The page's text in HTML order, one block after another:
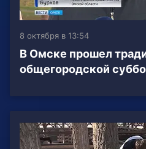
8 октября в 13:54
В Омске прошел
общегородской